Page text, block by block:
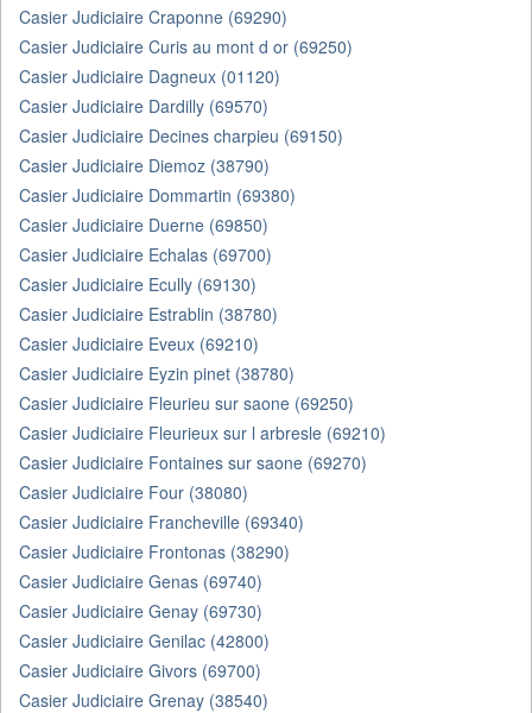
Casier Judiciaire Craponne (69290)
Casier Judiciaire Curis au mont d or (69250)
Casier Judiciaire Dagneux (01120)
Casier Judiciaire Dardilly (69570)
Casier Judiciaire Decines charpieu (69150)
Casier Judiciaire Diemoz (38790)
Casier Judiciaire Dommartin (69380)
Casier Judiciaire Duerne (69850)
Casier Judiciaire Echalas (69700)
Casier Judiciaire Ecully (69130)
Casier Judiciaire Estrablin (38780)
Casier Judiciaire Eveux (69210)
Casier Judiciaire Eyzin pinet (38780)
Casier Judiciaire Fleurieu sur saone (69250)
Casier Judiciaire Fleurieux sur l arbresle (69210)
Casier Judiciaire Fontaines sur saone (69270)
Casier Judiciaire Four (38080)
Casier Judiciaire Francheville (69340)
Casier Judiciaire Frontonas (38290)
Casier Judiciaire Genas (69740)
Casier Judiciaire Genay (69730)
Casier Judiciaire Genilac (42800)
Casier Judiciaire Givors (69700)
Casier Judiciaire Grenay (38540)